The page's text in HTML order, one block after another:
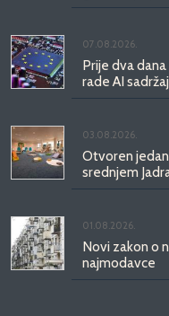
07.08.2026.
Prije dva
rade AI
03.08.2026.
Otvoren
srednjem
01.08.2026.
Novi zakon o
najmodavce